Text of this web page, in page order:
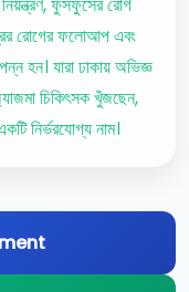
রোগের ফলোআপ এবং
হন। যারা ঢাকায় অভিজ্ঞ
চিকিৎসক খুঁজছেন,
নির্ভরযোগ্য নাম।